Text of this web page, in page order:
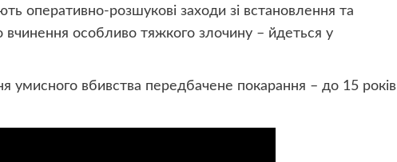
оперативно-розшукові заходи зі встановлення та
вчинення особливо тяжкого злочину – йдеться у
умисного вбивства передбачене покарання – до 15 років